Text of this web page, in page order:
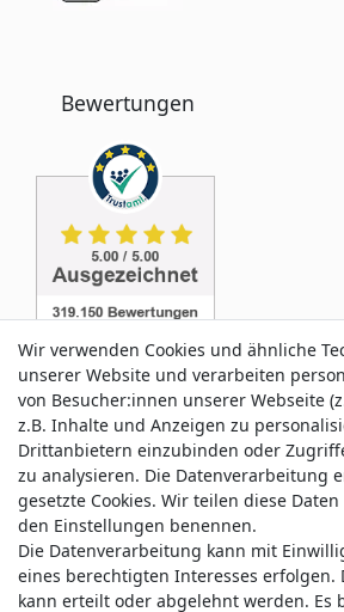
Bewertungen
Service & Kontakt
Wünschen Sie einen
service@allmyclothes.de
Wir verwenden Cookies und ähnliche
unserer Website und verarbeiten
von Besucher:innen unserer Webseite
z.B. Inhalte und Anzeigen zu
Drittanbietern einzubinden oder
zu analysieren. Die Datenverarbeitung
gesetzte Cookies. Wir teilen diese
den Einstellungen benennen.
Die Datenverarbeitung kann mit
eines berechtigten Interesses erfolgen.
kann erteilt oder abgelehnt werden. Es